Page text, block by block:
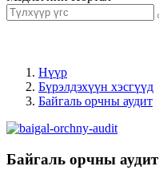
Нүүр
Бүрэлдэхүүн хэсгүүд
Байгаль орчны аудит
Байгаль орчны аудит